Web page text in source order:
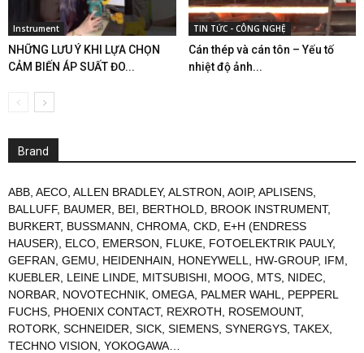
Instrument
NHỮNG LƯU Ý KHI LỰA CHỌN
CẢM BIẾN ÁP SUẤT ĐO...
TIN TỨC - CÔNG NGHỆ
Cán thép và cán tôn – Yếu tố
nhiệt độ ảnh...
Brand
ABB AECO ALLEN BRADLEY, ALSTRON AOIP, APLISENS
BALLUFF, BAUMER BEI BERTHOLD BROOK INSTRUMENT,
BURKERT, BUSSMANN CHROMA CKD E+H (ENDRESS
HAUSER)
ELCO EMERSON FLUKE FOTOELEKTRIK PAULY,
GEFRAN GEMU HEIDENHAIN HONEYWELL HW-GROUP, IFM
KUEBLER
LEINE LINDE MITSUBISHI MOOG MTS NIDEC
NORBAR
NOVOTECHNIK OMEGA PALMER WAHL
PEPPERL
FUCHS PHOENIX CONTACT, REXROTH ROSEMOUNT,
ROTORK SCHNEIDER SICK SIEMENS SYNERGYS TAKEX
TECHNO VISION YOKOGAWA